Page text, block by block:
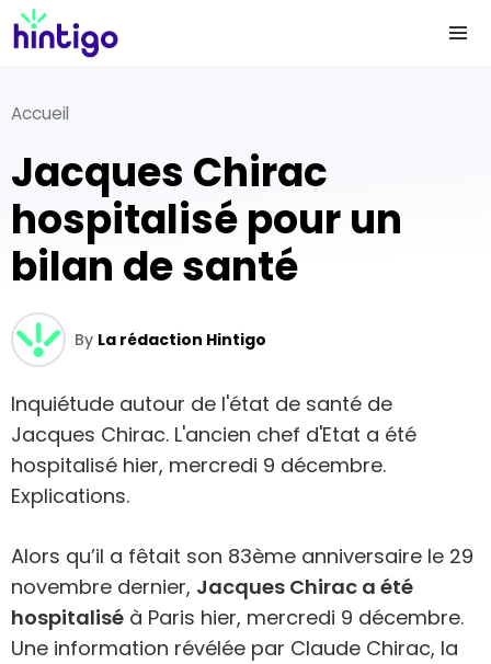
Accueil
Jacques Chirac
hospitalisé pour un
bilan de santé
By La rédaction Hintigo
Inquiétude autour de l'état de santé de
Jacques Chirac. L'ancien chef d'Etat a été
hospitalisé hier, mercredi 9 décembre.
Explications.
Alors qu’il a fêtait son 83ème anniversaire le 29
novembre dernier, Jacques Chirac a été
hospitalisé à Paris hier, mercredi 9 décembre.
Une information révélée par Claude Chirac, la